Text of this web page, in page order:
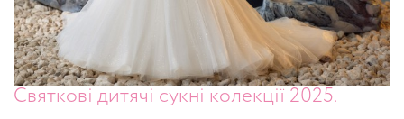
Святкові дитячі сукні колекції 2025.